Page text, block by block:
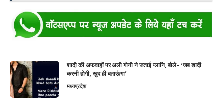
शादी की अफवाहों पर अली गोनी ने जताई ग्लानि, बोले- ‘जब शादी
करनी होगी, खुद ही बताऊंगा’
मध्यप्रदेश